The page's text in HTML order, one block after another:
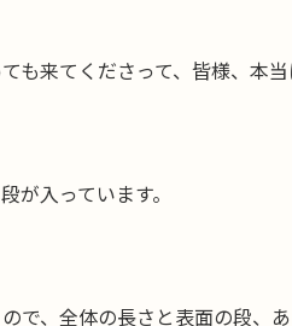
も来てくださって、皆様、本当
が入っています。
で、全体の長さと表面の段、